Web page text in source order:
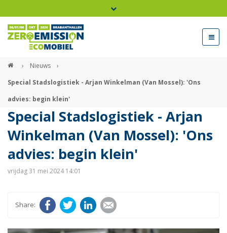
Bel ons voor info 0294 - 74 50 70
› Nieuws
›
Special Stadslogistiek - Arjan Winkelman (Van Mossel): 'Ons
advies: begin klein'
Special Stadslogistiek - Arjan
Winkelman (Van Mossel): 'Ons
advies: begin klein'
vrijdag 31 mei 2024 14:01
FacebookTwitter LinkedIn